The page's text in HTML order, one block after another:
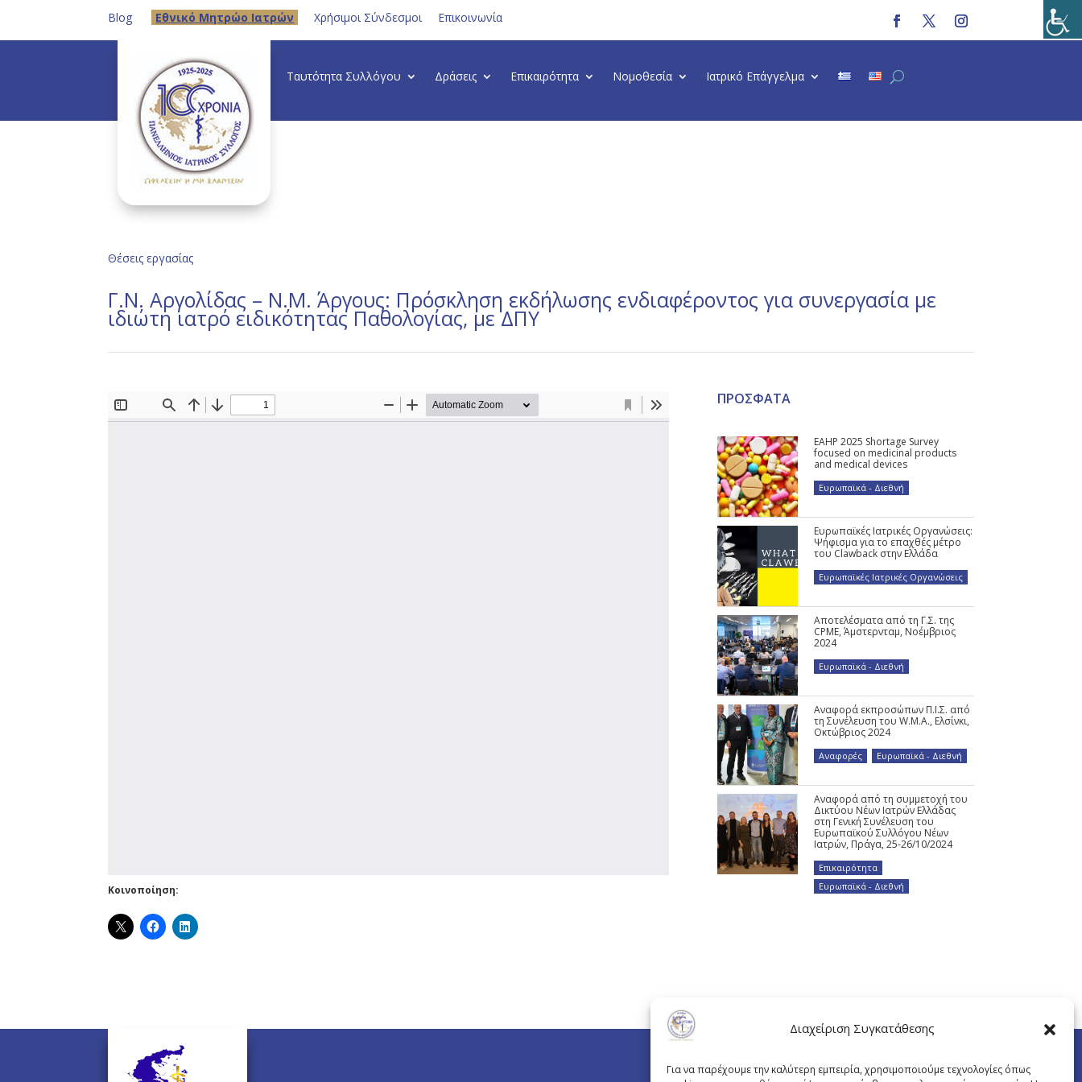
Διαχείριση Συγκατάθεσης
Για να παρέχουμε την καλύτερη εμπειρία, χρησιμοποιούμε τεχνολογίες όπως
Blog Eθνικό Μητρώο Ιατρών Χρήσιμοι Σύνδεσμοι Επικοινωνία
Ταυτότητα Συλλόγου Δράσεις Επικαιρότητα Νομοθεσία Ιατρικό Επάγγελμα
Θέσεις εργασίας
Γ.Ν. Αργολίδας – Ν.Μ. Άργους: Πρόσκληση εκδήλωσης ενδιαφέροντος για συνεργασία με
ιδιώτη ιατρό ειδικότητας Παθολογίας, με ΔΠΥ
Κοινοποίηση:
ΠΡΟΣΦΑΤΑ
EAHP 2025 Shortage Survey
focused on medicinal products
and medical devices
Ευρωπαϊκά - Διεθνή
Ευρωπαϊκές Ιατρικές Οργανώσεις:
Ψήφισμα για το επαχθές μέτρο
του Clawback στην Ελλάδα
Ευρωπαϊκές Ιατρικές Οργανώσεις
Αποτελέσματα από τη Γ.Σ. της
CPME, Άμστερνταμ, Νοέμβριος
2024
Ευρωπαϊκά - Διεθνή
Αναφορά εκπροσώπων Π.Ι.Σ. από
τη Συνέλευση του W.M.A., Ελσίνκι,
Οκτώβριος 2024
Αναφορές Ευρωπαϊκά - Διεθνή
Αναφορά από τη συμμετοχή του
Δικτύου Νέων Ιατρών Ελλάδας
στη Γενική Συνέλευση του
Ευρωπαϊκού Συλλόγου Νέων
Ιατρών, Πράγα, 25-26/10/2024
Επικαιρότητα
Ευρωπαϊκά - Διεθνή